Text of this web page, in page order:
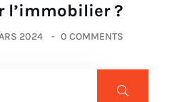
l’immobilier ?
2024 0 COMMENTS